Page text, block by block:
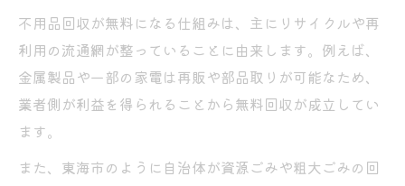
不用品回収が無料になる仕組みは、主にリサイクルや再
利用の流通網が整っていることに由来します。例えば、
金属製品や一部の家電は再販や部品取りが可能なため、
業者側が利益を得られることから無料回収が成立してい
ます。
また、東海市のように自治体が資源ごみや粗大ごみの回